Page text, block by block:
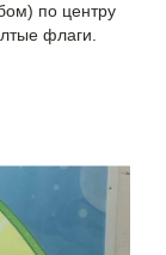
по центру
флаги.